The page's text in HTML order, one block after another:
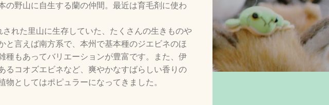
野山に自生する蘭の仲間。最近は育毛剤に使わ
れた里山に生存していた、たくさんの生きものや
言えば南方系で、本州で基本種のジエビネのほ
種もあってバリエーションが豊富です。また、伊
るコオズエビネなど、爽やかなすばらしい香りの
としてはポピュラーになってきました。